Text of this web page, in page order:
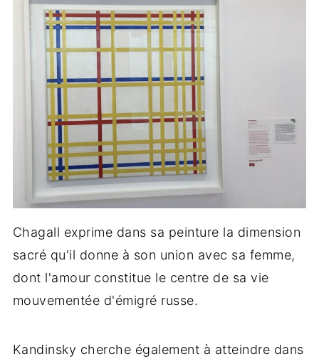
Chagall exprime dans sa peinture la dimension
sacré qu'il donne à son union avec sa femme,
dont l'amour constitue le centre de sa vie
mouvementée d'émigré russe.
Kandinsky cherche également à atteindre dans